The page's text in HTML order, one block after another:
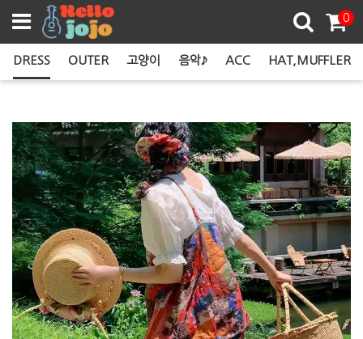
0
DRESS OUTER 고양이 음악♪ ACC HAT,MUFFLER